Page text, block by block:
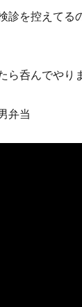
診を控えてる
ら呑んでやり
弁当